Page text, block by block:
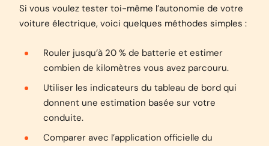
Si vous voulez tester toi-même l’autonomie de votre
voiture électrique, voici quelques méthodes simples :
Rouler jusqu’à 20 % de batterie et estimer
combien de kilomètres vous avez parcouru.
Utiliser les indicateurs du tableau de bord qui
donnent une estimation basée sur votre
conduite.
Comparer avec l’application officielle du